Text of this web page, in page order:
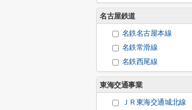
名古屋鉄道
名鉄名古屋本線
名鉄常滑線
名鉄西尾線
東海交通事業
ＪＲ東海交通城北線